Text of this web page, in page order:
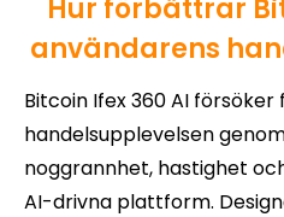
Hur förbättrar
användarens
Bitcoin Ifex 360 AI
handelsupplevelsen
noggrannhet, hastighet
AI-drivna plattform.